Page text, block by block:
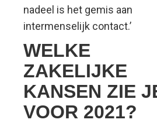
nadeel is het gemis aan
intermenselijk contact.’
WELKE
ZAKELIJKE
KANSEN ZIE
VOOR 2021?